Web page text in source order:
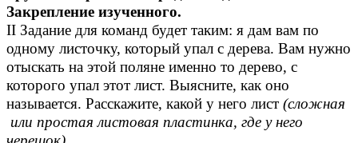
Закрепление изученного.
II Задание для команд будет таким: я дам вам по
одному листочку, который упал с дерева. Вам нужно
отыскать на этой поляне именно то дерево, с
которого упал этот лист. Выясните, как оно
называется. Расскажите, какой у него лист (сложная
или простая листовая пластинка, где у него